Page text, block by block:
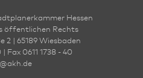
Hessen
öffentlichen Rechts
2 | 65189 Wies­ba­den
| Fax 0611 1738 - 40
@akh.de